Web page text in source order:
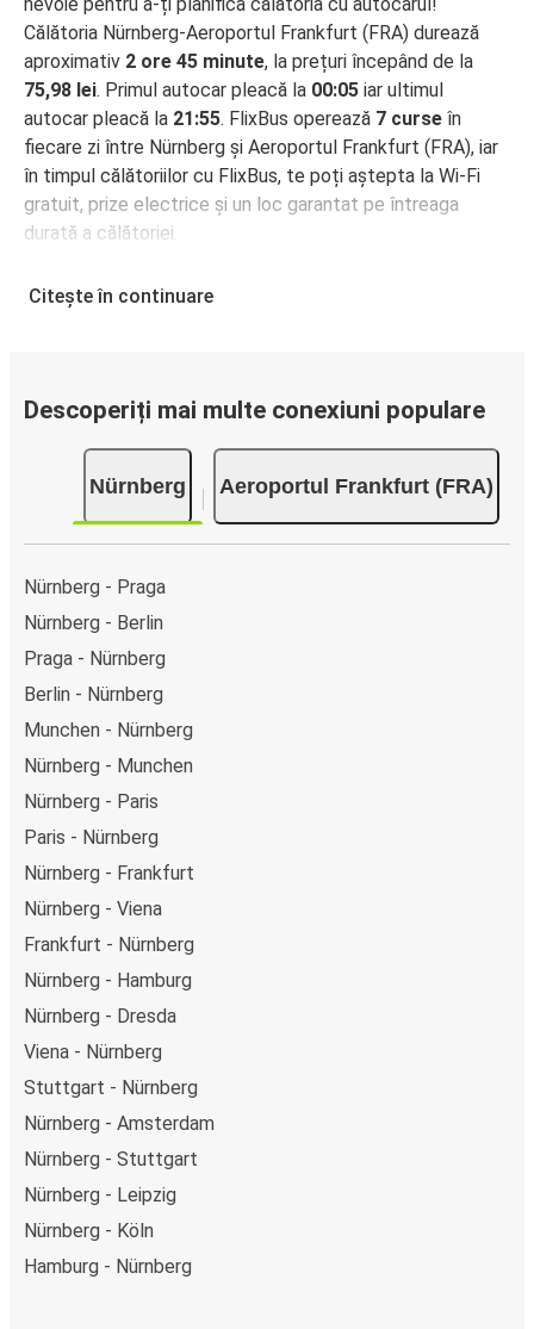
Călătoria Nürnberg-Aeroportul Frankfurt (FRA) durează
aproximativ 2 ore 45 minute, la prețuri începând de la
75,98 lei. Primul autocar pleacă la 00:05 iar ultimul
autocar pleacă la 21:55. FlixBus operează 7 curse în
fiecare zi între Nürnberg și Aeroportul Frankfurt (FRA), iar
în timpul călătoriilor cu FlixBus, te poți aștepta la Wi-Fi
gratuit, prize electrice și un loc garantat pe întreaga
durată a călătoriei.
Nürnberg la Aeroportul Frankfurt (FRA)
gratuită FlixBus, poți efectua rezervarea cu doar câteva
diferite metode sigure de plată online, cum ar fi card de
credit, PayPal, Google și Apple Pay. Alternativ, poți plăti în
numerar la bordul autocarelor sau la unul din punctele de
vânzare.
Citește în continuare
Descoperiți mai multe conexiuni populare
Nürnberg Aeroportul Frankfurt (FRA)
Nürnberg - Praga
Nürnberg - Berlin
Praga - Nürnberg
Berlin - Nürnberg
Munchen - Nürnberg
Nürnberg - Munchen
Nürnberg - Paris
Paris - Nürnberg
Nürnberg - Frankfurt
Nürnberg - Viena
Frankfurt - Nürnberg
Nürnberg - Hamburg
Nürnberg - Dresda
Viena - Nürnberg
Stuttgart - Nürnberg
Nürnberg - Amsterdam
Nürnberg - Stuttgart
Nürnberg - Leipzig
Nürnberg - Köln
Hamburg - Nürnberg